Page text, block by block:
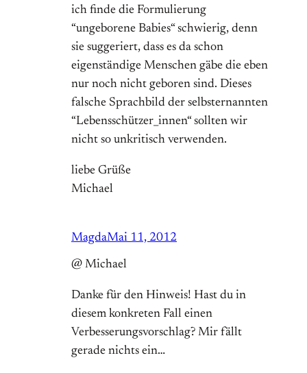
ich finde die Formulierung
“ungeborene Babies“ schwierig, denn
sie suggeriert, dass es da schon
eigenständige Menschen gäbe die eben
nur noch nicht geboren sind. Dieses
falsche Sprachbild der selbsternannten
“Lebensschützer_innen“ sollten wir
nicht so unkritisch verwenden.
liebe Grüße
Michael
MagdaMai 11, 2012
@ Michael
Danke für den Hinweis! Hast du in
diesem konkreten Fall einen
Verbesserungsvorschlag? Mir fällt
gerade nichts ein…